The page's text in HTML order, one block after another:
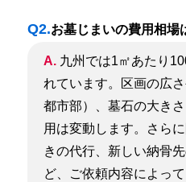
Q2.お墓じまいの費用相場
A. 九州では1㎡あたり
れています。 区画の広
都市部）、墓石の大き
用は変動します。 さら
きの代行、新しい納骨
ど、ご依頼内容によって